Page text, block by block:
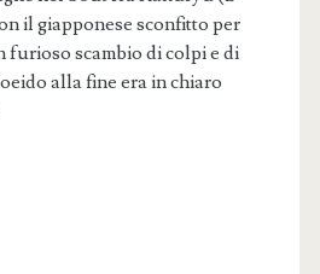
il giapponese sconfitto per
scambio di colpi e di
alla fine era in chiaro